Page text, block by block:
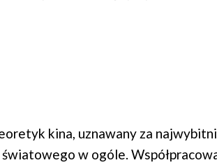
kina, uznawany za
w ogóle.